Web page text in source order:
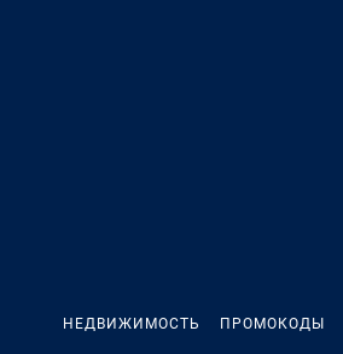
НЕДВИЖИМОСТЬ ПРОМОКОДЫ